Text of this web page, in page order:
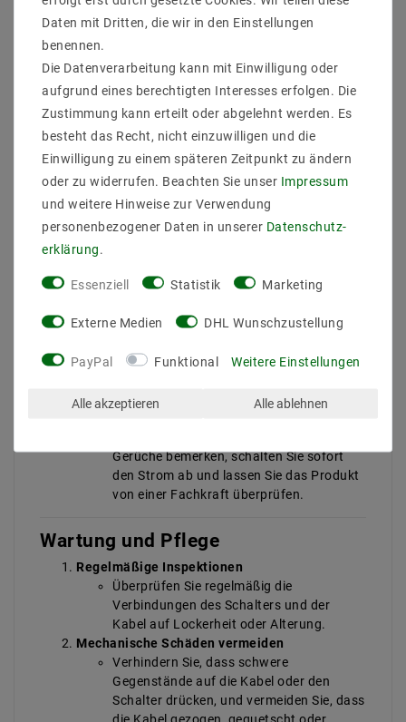
Hinweise zur Verwendung
Dieses Produkt ist ausschließlich für
trockene Innenräume geeignet.
Vermeiden Sie den Einsatz in feuchten
oder heißen Umgebungen, um die
Sicherheit nicht zu gefährden.
Überschreiten Sie nicht die angegebene
Strom- oder Spannungsbelastung.
Schalter schonend nutzen
Trotz strenger Tests kann häufiges Ein-
den Schalter verantwortungsvoll, um
Keine Metallteile berühren
Metallteile des Schalters oder der
Strom steht.
Gerüche bemerken, schalten Sie sofort
den Strom ab und lassen Sie das Produkt
von einer Fachkraft überprüfen.
Wartung und Pflege
Regelmäßige Inspektionen
Überprüfen Sie regelmäßig die
Verbindungen des Schalters und der
Kabel auf Lockerheit oder Alterung.
Mechanische Schäden vermeiden
Verhindern Sie, dass schwere
Gegenstände auf die Kabel oder den
Schalter drücken, und vermeiden Sie, dass
Daten mit Dritten, die wir in den Einstellungen
benennen.
Die Datenverarbeitung kann mit Einwilligung oder
aufgrund eines berechtigten Interesses erfolgen. Die
Zustimmung kann erteilt oder abgelehnt werden. Es
besteht das Recht, nicht einzuwilligen und die
Einwilligung zu einem späteren Zeitpunkt zu ändern
oder zu widerrufen. Beachten Sie unser Impressum
und weitere Hinweise zur Verwendung
personenbezogener Daten in unserer Daten­schutz­
erklärung
Essenziell Statistik Marketing
Externe Medien DHL Wunschzustellung
PayPal Funktional Weitere Einstellungen
Alle akzeptieren Alle ablehnen